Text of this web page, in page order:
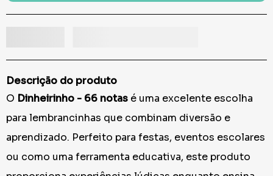
Descrição do produto
O Dinheirinho - 66 notas é uma excelente escolha
para lembrancinhas que combinam diversão e
aprendizado. Perfeito para festas, eventos escolares
ou como uma ferramenta educativa, este produto